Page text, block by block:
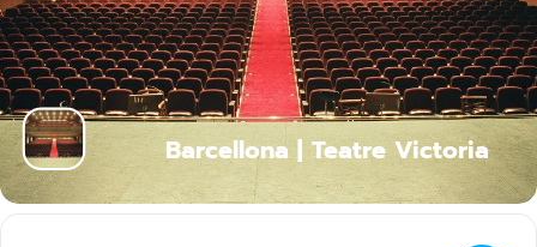
Barcellona | Teatre Victoria